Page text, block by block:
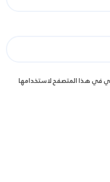
في هذا المتصفح لاستخدامها